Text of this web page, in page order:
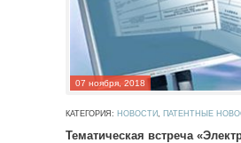
07 ноября, 2018
КАТЕГОРИЯ: НОВОСТИ ПАТЕНТНЫЕ
Тематическая встреча